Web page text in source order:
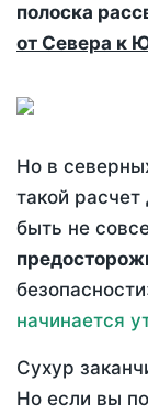
полоска
от Севера к
Но в
такой
быть не
начинается
Сухур
Но если вы